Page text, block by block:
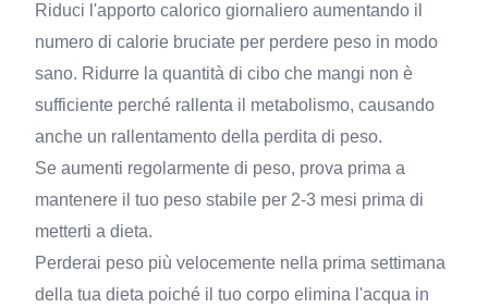
Riduci l'apporto calorico giornaliero aumentando il
numero di calorie bruciate per perdere peso in modo
sano. Ridurre la quantità di cibo che mangi non è
sufficiente perché rallenta il metabolismo, causando
anche un rallentamento della perdita di peso.
Se aumenti regolarmente di peso, prova prima a
mantenere il tuo peso stabile per 2-3 mesi prima di
metterti a dieta.
Perderai peso più velocemente nella prima settimana
della tua dieta poiché il tuo corpo elimina l'acqua in